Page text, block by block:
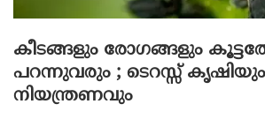
കീടങ്ങളും രോഗങ്ങളും
പറന്നുവരും ; ടെറസ്സ്
നിയന്ത്രണവും